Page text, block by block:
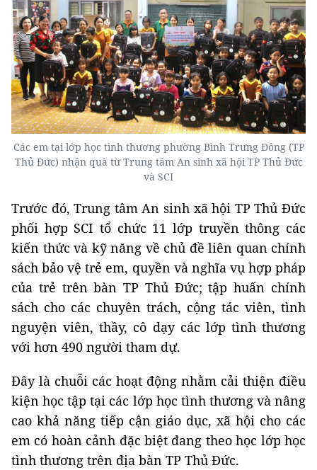
Các em tại lớp học tình thương phường Bình Trưng Đông (TP
Thủ Đức) nhận quà từ Trung tâm An sinh xã hội TP Thủ Đức
và SCI
Trước đó, Trung tâm An sinh xã hội TP Thủ Đức
phối hợp SCI tổ chức 11 lớp truyền thông các
kiến thức và kỹ năng về chủ đề liên quan chính
sách bảo vệ trẻ em, quyền và nghĩa vụ hợp pháp
của trẻ trên bàn TP Thủ Đức; tập huấn chính
sách cho các chuyên trách, cộng tác viên, tình
nguyện viên, thầy, cô dạy các lớp tình thương
với hơn 490 người tham dự.
Đây là chuỗi các hoạt động nhằm cải thiện điều
kiện học tập tại các lớp học tình thương và nâng
cao khả năng tiếp cận giáo dục, xã hội cho các
em có hoàn cảnh đặc biệt đang theo học lớp học
tình thương trên địa bàn TP Thủ Đức.